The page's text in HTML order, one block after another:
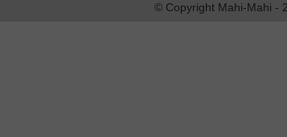
© Copyright Mahi-Mahi -